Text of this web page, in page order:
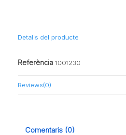
Detalls del producte
Referència 1001230
Reviews(0)
Comentaris (0)